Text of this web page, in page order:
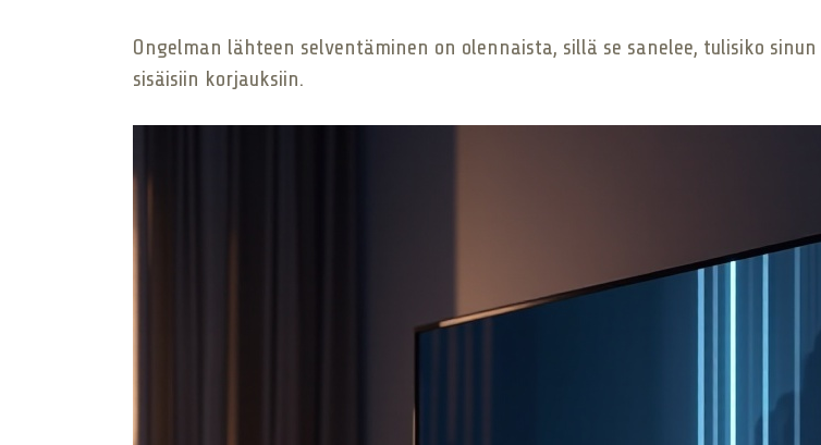
Ongelman lähteen selventäminen on olennaista, sillä se sanelee, tulisiko
sisäisiin korjauksiin.